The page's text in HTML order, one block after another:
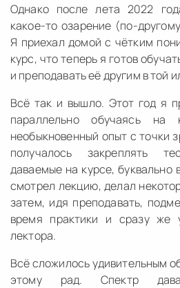
Однако после лета 2022
какое-то озарение (по-
Я приехал домой с чётким
курс, что теперь я готов
и преподавать её другим в той
Всё так и вышло. Этот год я
параллельно обучаясь
необыкновенный опыт с точки
получалось закреплять
даваемые на курсе,
смотрел лекцию, делал
затем, идя преподавать,
время практики и сразу же
лектора.
Всё сложилось удивительным
этому рад. Спектр